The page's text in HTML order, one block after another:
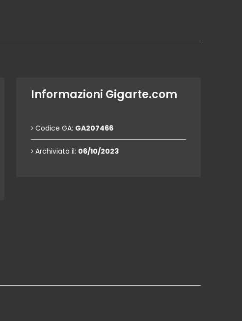
Informazioni Gigarte.com
Codice GA: GA207466
Archiviata il: 06/10/2023